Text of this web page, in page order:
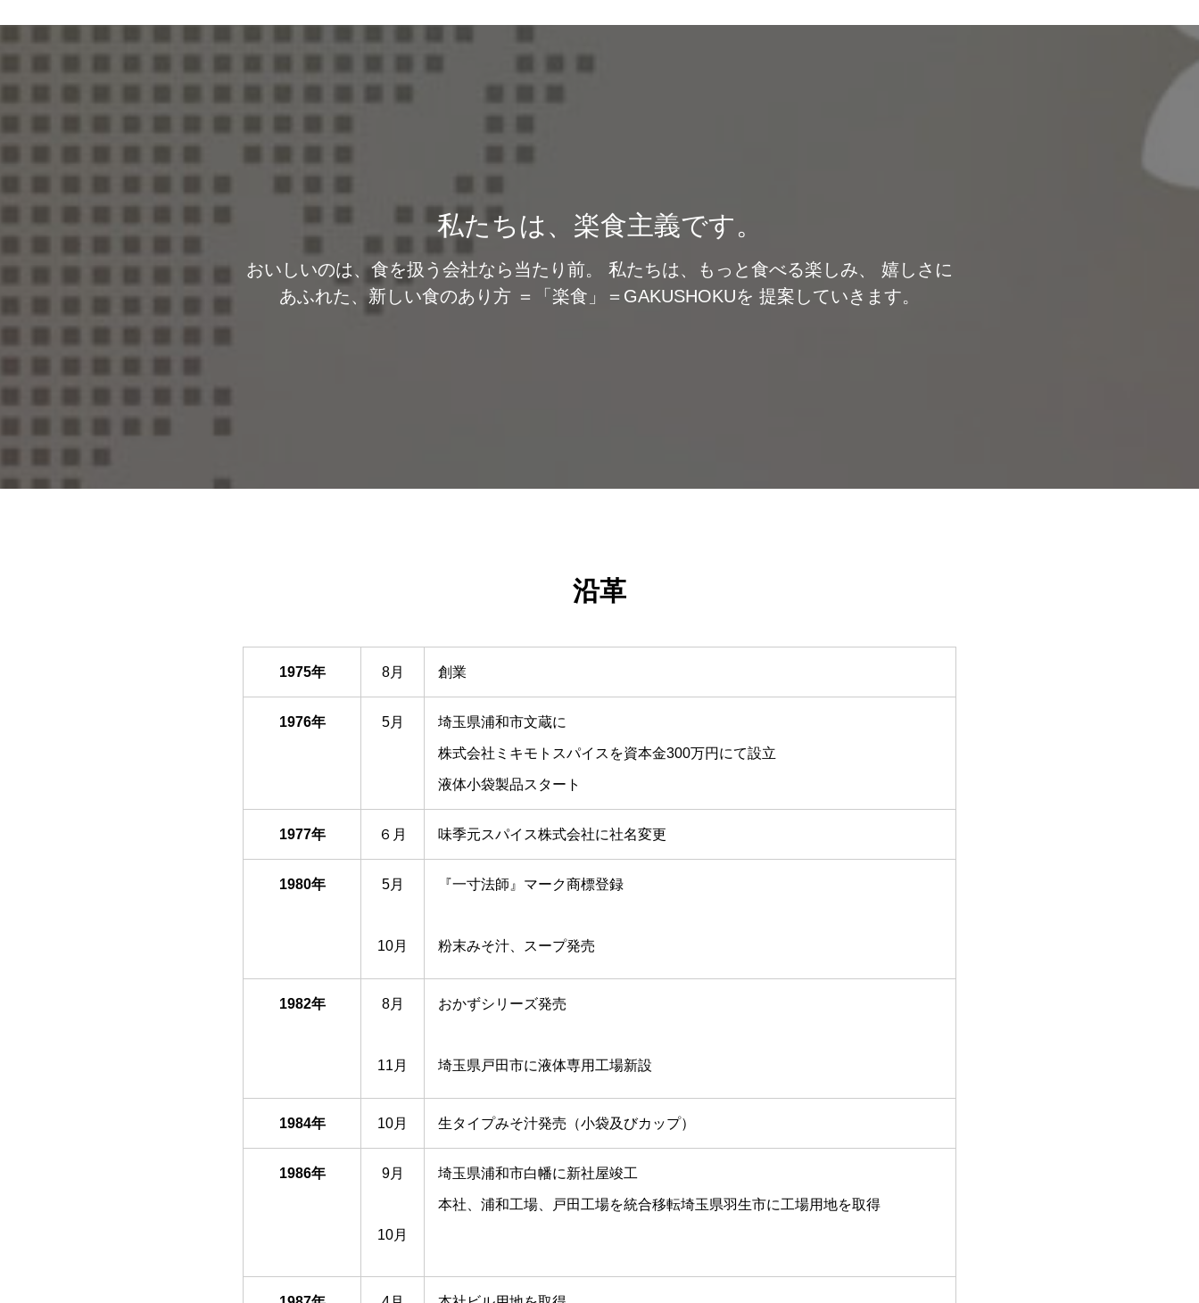
私たちは、楽食主義です。
おいしいのは、食を扱う会社なら当たり前。 私たちは、もっと食べる楽しみ、 嬉しさに
あふれた、新しい食のあり方 ＝「楽食」＝GAKUSHOKUを 提案していきます。
沿革
1975年 8月 創業
1976年 5月 埼玉県浦和市文蔵に
株式会社ミキモトスパイスを資本金300万円にて設立
液体小袋製品スタート
1977年 ６月 味季元スパイス株式会社に社名変更
1980年 5月
10月
『一寸法師』マーク商標登録
粉末みそ汁、スープ発売
1982年 8月
11月
おかずシリーズ発売
埼玉県戸田市に液体専用工場新設
1984年 10月 生タイプみそ汁発売（小袋及びカップ）
1986年 9月
10月
埼玉県浦和市白幡に新社屋竣工
本社、浦和工場、戸田工場を統合移転埼玉県羽生市に工場用地を取得